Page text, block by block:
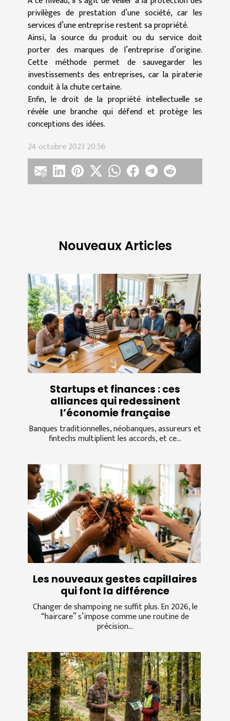
privilèges de prestation d’une société, car les
services d’une entreprise restent sa propriété.
Ainsi, la source du produit ou du service doit
porter des marques de l’entreprise d’origine.
Cette méthode permet de sauvegarder les
investissements des entreprises, car la piraterie
conduit à la chute certaine.
Enfin, le droit de la propriété intellectuelle se
révèle une branche qui défend et protège les
conceptions des idées.
24 octobre 2023 20:56
Nouveaux Articles
Startups et finances : ces
alliances qui redessinent
l’économie française
Banques traditionnelles, néobanques, assureurs et
fintechs multiplient les accords, et ce...
Les nouveaux gestes capillaires
qui font la différence
Changer de shampoing ne suffit plus. En 2026, le
“haircare” s’impose comme une routine de
précision...